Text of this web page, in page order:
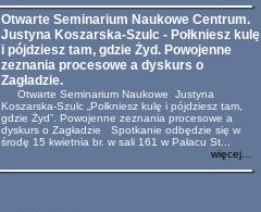
Otwarte Seminarium Naukowe Centrum.
Justyna Koszarska-Szulc - Połkniesz kulę
i pójdziesz tam, gdzie Żyd. Powojenne
zeznania procesowe a dyskurs o
Zagładzie.
Otwarte Seminarium Naukowe Justyna
Koszarska-Szulc „Połkniesz kulę i pójdziesz tam,
gdzie Żyd”. Powojenne zeznania procesowe a
dyskurs o Zagładzie Spotkanie odbędzie się w
środę 15 kwietnia br. w sali 161 w Pałacu St...
więcej...